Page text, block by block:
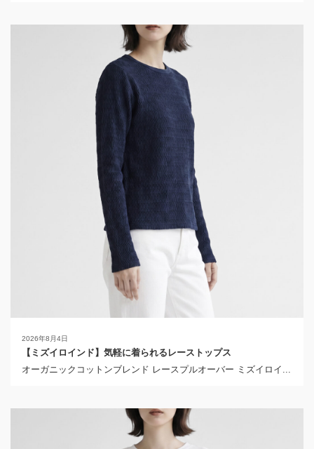
2026年8月4日
【ミズイロインド】気軽に着られるレーストップス
オーガニックコットンブレンド レースプルオーバー ミズイロイ...